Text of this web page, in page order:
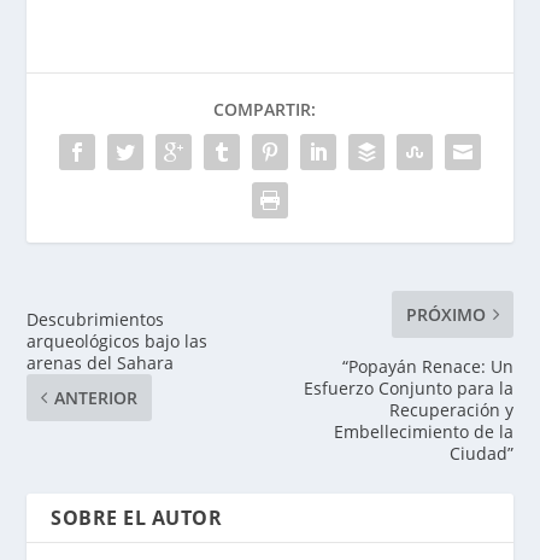
COMPARTIR:
Descubrimientos
arqueológicos bajo las
arenas del Sahara
ANTERIOR
PRÓXIMO
“Popayán Renace: Un
Esfuerzo Conjunto para la
Recuperación y
Embellecimiento de la
Ciudad”
SOBRE EL AUTOR